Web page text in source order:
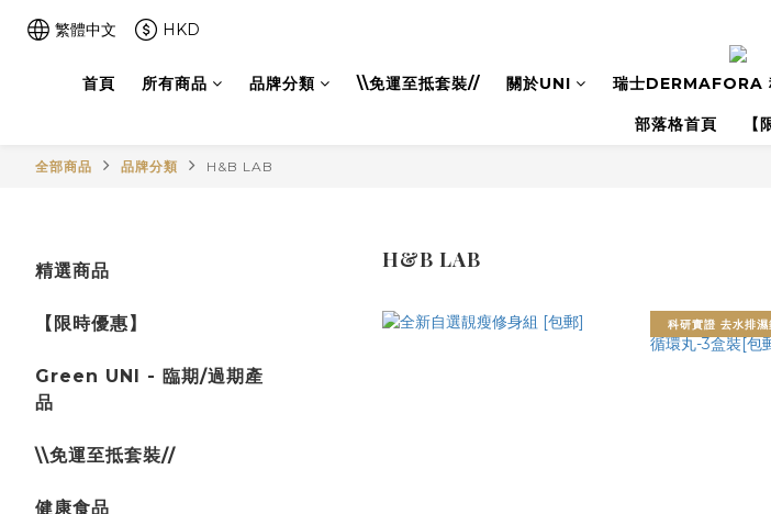
繁體中文 HKD
首頁 所有商品 品牌分類 \\免運至抵套裝// 關於UNI 瑞士DERMAFORA
部落格首頁 【
全部商品 品牌分類 H&B LAB
精選商品
【限時優惠】
Green UNI - 臨期/過期產
品
\\免運至抵套裝//
健康食品
H&B LAB
科研實證 去水排濕